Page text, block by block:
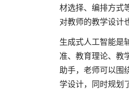
材选择、编排方式
对教师的教学设计
生成式人工智能是
准、教育理论、教
助手，老师可以围
学设计，同时规划